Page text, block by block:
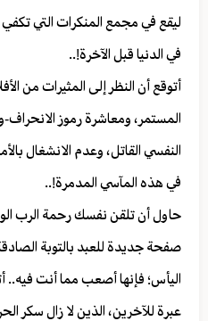
ليقع في مجمع المنكرات التي
في الدنيا قبل الآخرة!..
أتوقع أن النظر إلى المثيرات من
المستمر، ومعاشرة رموز الانحراف-
النفسي القاتل، وعدم الانشغال
في هذه المآسي المدمرة!..
حاول أن تلقن نفسك رحمة الرب
صفحة جديدة للعبد بالتوبة
اليأس؛ فإنها أصعب مما أنت فيه..
عبرة للآخرين، الذين لا زال سكر